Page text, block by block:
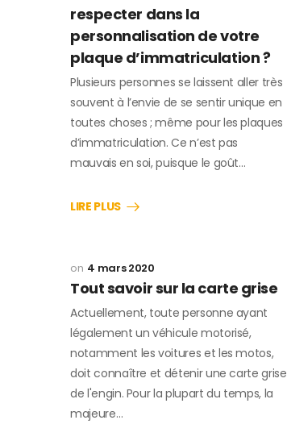
respecter dans la
personnalisation de votre
plaque d’immatriculation ?
Plusieurs personnes se laissent aller très
souvent à l’envie de se sentir unique en
toutes choses ; même pour les plaques
d’immatriculation. Ce n’est pas
mauvais en soi, puisque le goût…
LIRE PLUS
4 mars 2020
Tout savoir sur la carte grise
Actuellement, toute personne ayant
légalement un véhicule motorisé,
notamment les voitures et les motos,
doit connaître et détenir une carte grise
de l'engin. Pour la plupart du temps, la
majeure…